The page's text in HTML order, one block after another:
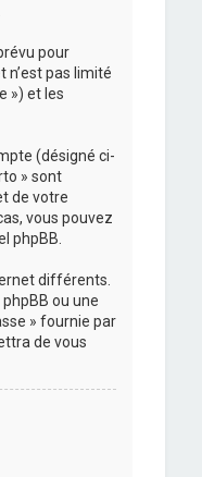
pour
n’est pas limité
») et les
(désigné ci-
» sont
de votre
vous pouvez
phpBB.
différents.
ou une
» fournie par
de vous